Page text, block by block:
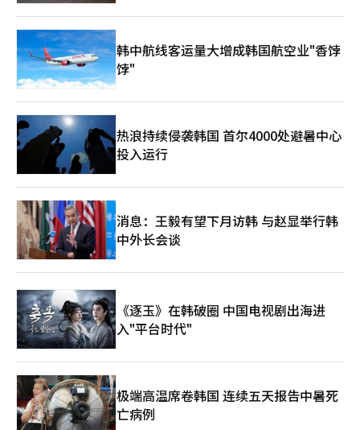
韩中航线客运量大增成韩国航空业"香饽
饽"
热浪持续侵袭韩国 首尔4000处避暑中心
投入运行
消息：王毅有望下月访韩 与赵显举行韩
中外长会谈
《逐玉》在韩破圈 中国电视剧出海进
入"平台时代"
极端高温席卷韩国 连续五天报告中暑死
亡病例